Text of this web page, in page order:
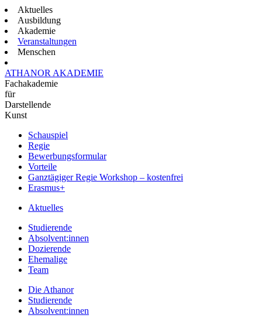
Aktuelles
Ausbildung
Akademie
Veranstaltungen
Menschen
ATHANOR AKADEMIE
Fachakademie
für
Darstellende
Kunst
Schauspiel
Regie
Bewerbungsformular
Vorteile
Ganztägiger Regie Workshop – kostenfrei
Erasmus+
Aktuelles
Studierende
Absolvent:innen
Dozierende
Ehemalige
Team
Die Athanor
Studierende
Absolvent:innen